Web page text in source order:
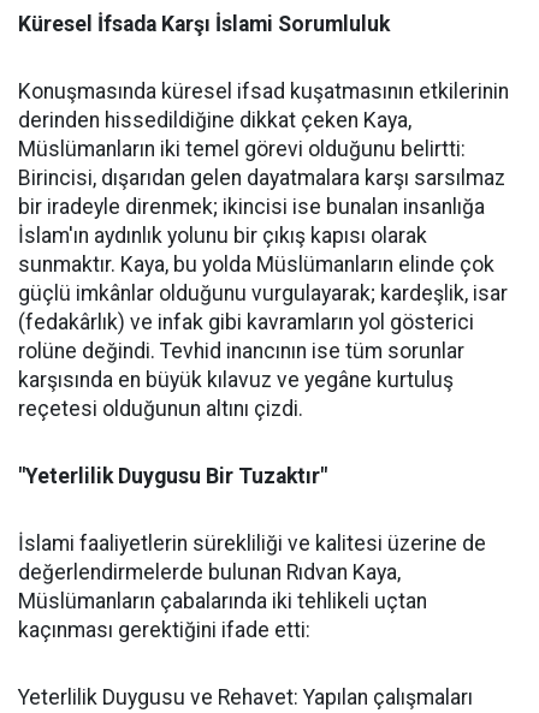
Küresel İfsada Karşı İslami Sorumluluk
Konuşmasında küresel ifsad kuşatmasının etkilerinin
derinden hissedildiğine dikkat çeken Kaya,
Müslümanların iki temel görevi olduğunu belirtti:
Birincisi, dışarıdan gelen dayatmalara karşı sarsılmaz
bir iradeyle direnmek; ikincisi ise bunalan insanlığa
İslam'ın aydınlık yolunu bir çıkış kapısı olarak
sunmaktır. Kaya, bu yolda Müslümanların elinde çok
güçlü imkânlar olduğunu vurgulayarak; kardeşlik, isar
(fedakârlık) ve infak gibi kavramların yol gösterici
rolüne değindi. Tevhid inancının ise tüm sorunlar
karşısında en büyük kılavuz ve yegâne kurtuluş
reçetesi olduğunun altını çizdi.
"Yeterlilik Duygusu Bir Tuzaktır"
İslami faaliyetlerin sürekliliği ve kalitesi üzerine de
değerlendirmelerde bulunan Rıdvan Kaya,
Müslümanların çabalarında iki tehlikeli uçtan
kaçınması gerektiğini ifade etti:
Yeterlilik Duygusu ve Rehavet: Yapılan çalışmaları